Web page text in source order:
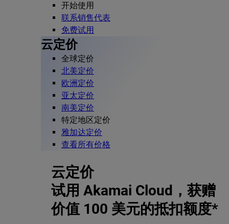
开始使用
联系销售代表
免费试用
云定价
全球定价
北美定价
欧洲定价
亚太定价
南美定价
特定地区定价
雅加达定价
查看所有价格
云定价
试用 Akamai Cloud，获赠
价值 100 美元的抵扣额度*